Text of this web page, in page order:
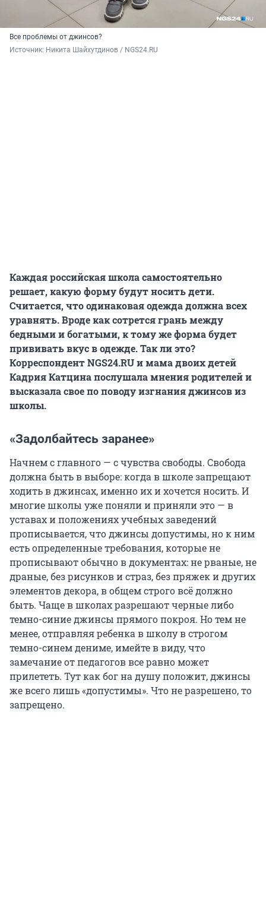
Все проблемы от джинсов?
Источник: Никита Шайхутдинов / NGS24.RU
Каждая российская школа самостоятельно
решает, какую форму будут носить дети.
Считается, что одинаковая одежда должна всех
уравнять. Вроде как сотрется грань между
бедными и богатыми, к тому же форма будет
прививать вкус в одежде. Так ли это?
Корреспондент NGS24.RU и мама двоих детей
Кадрия Катцина послушала мнения родителей и
высказала свое по поводу изгнания джинсов из
школы.
«Задолбайтесь заранее»
Начнем с главного — с чувства свободы. Свобода
должна быть в выборе: когда в школе запрещают
ходить в джинсах, именно их и хочется носить. И
многие школы уже поняли и приняли это — в
уставах и положениях учебных заведений
прописывается, что джинсы допустимы, но к ним
есть определенные требования, которые не
прописывают обычно в документах: не рваные, не
драные, без рисунков и страз, без пряжек и других
элементов декора, в общем строго всё должно
быть. Чаще в школах разрешают черные либо
темно-синие джинсы прямого покроя. Но тем не
менее, отправляя ребенка в школу в строгом
темно-синем дениме, имейте в виду, что
замечание от педагогов все равно может
прилететь. Тут как бог на душу положит, джинсы
же всего лишь «допустимы». Что не разрешено, то
запрещено.